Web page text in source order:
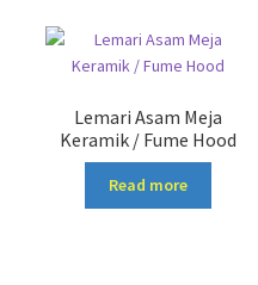
Lemari Asam Meja
Keramik / Fume Hood
Read more